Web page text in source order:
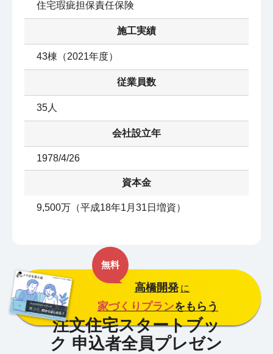
住宅瑕疵担保責任保険
施工実績
43棟（2021年度）
従業員数
35人
会社設立年
1978/4/26
資本金
9,500万（平成18年1月31日増資）
無料
高橋開発 に
家づくりプランをもらう